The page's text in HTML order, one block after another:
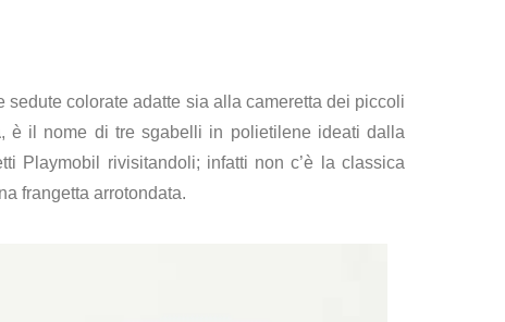
colorate adatte sia alla cameretta dei piccoli
, è il nome di tre sgabelli in polietilene ideati dalla
Playmobil rivisitandoli; infatti non c’è la classica
frangetta arrotondata.